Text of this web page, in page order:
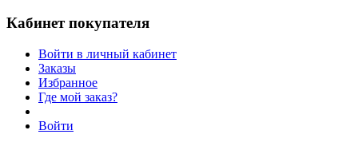
Кабинет покупателя
Войти в личный кабинет
Заказы
Избранное
Где мой заказ?
Войти